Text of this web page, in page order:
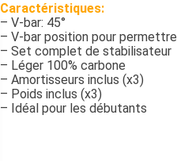
Caractéristiques:
– V-bar: 45°
– V-bar position pour
– Set complet de stabilisateur
– Léger 100% carbone
– Amortisseurs inclus (x3)
– Poids inclus (x3)
– Idéal pour les débutants